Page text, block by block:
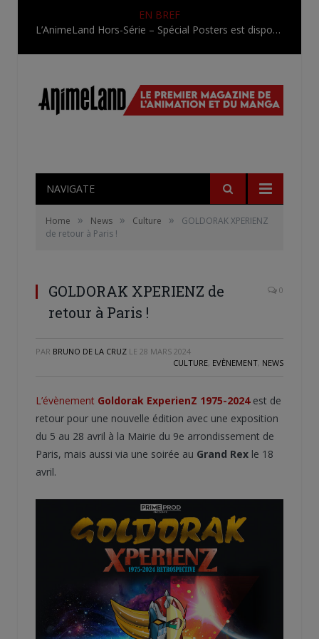
EN BREF
L’AnimeLand Hors-Série – Spécial Posters est disponible !
NAVIGATE
Home » News » Culture »
GOLDORAK XPERIENZ
de retour à Paris !
GOLDORAK XPERIENZ de
retour à Paris !
0
PAR BRUNO DE LA CRUZ LE 28 MARS 2024
CULTURE, EVÈNEMENT, NEWS
L’évènement Goldorak ExperienZ 1975-2024est de
retour pour une nouvelle édition avec une exposition
du 5 au 28 avril à la Mairie du 9e arrondissement de
Paris, mais aussi via une soirée au Grand Rex le 18
avril.